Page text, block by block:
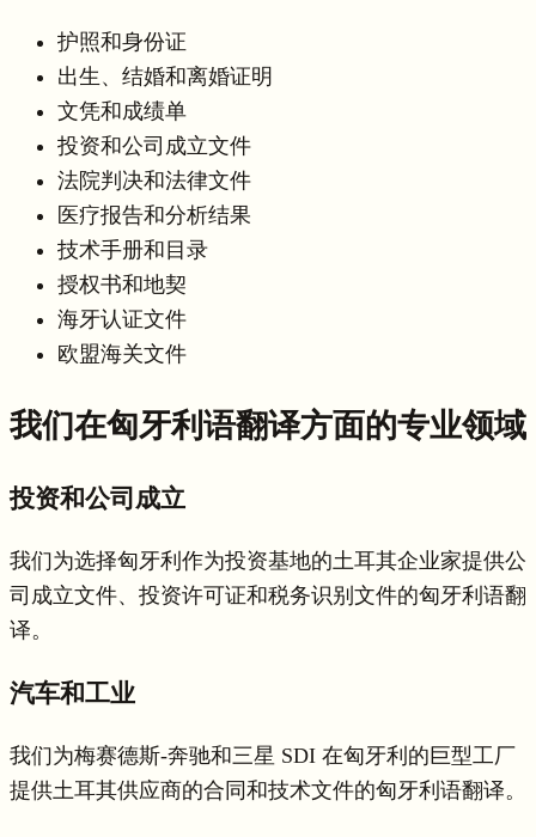
护照和身份证
出生、结婚和离婚证明
文凭和成绩单
投资和公司成立文件
法院判决和法律文件
医疗报告和分析结果
技术手册和目录
授权书和地契
海牙认证文件
欧盟海关文件
我们在匈牙利语翻译方面的专业领域
投资和公司成立
我们为选择匈牙利作为投资基地的土耳其企业家提供公
司成立文件、投资许可证和税务识别文件的匈牙利语翻
译。
汽车和工业
我们为梅赛德斯-奔驰和三星 SDI 在匈牙利的巨型工厂
提供土耳其供应商的合同和技术文件的匈牙利语翻译。